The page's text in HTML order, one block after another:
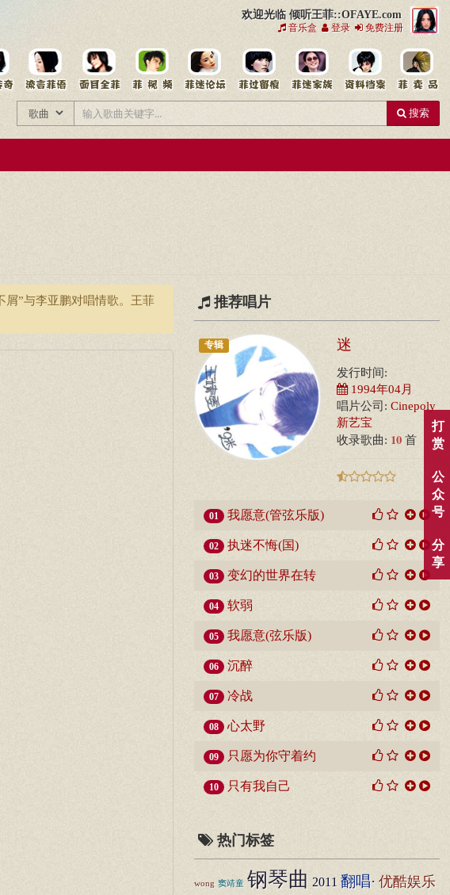
欢迎光临 倾听王菲::OFAYE.com
音乐盒 登录 免费注册
搜索
屑”与李亚鹏对唱情歌。王菲
推荐唱片
专辑 迷
发行时间:
1994年04月
唱片公司: Cinepoly
新艺宝
收录歌曲: 10 首
01 我愿意(管弦乐版)
02 执迷不悔(国)
03 变幻的世界在转
04 软弱
05 我愿意(弦乐版)
06 沉醉
07 冷战
08 心太野
09 只愿为你守着约
10 只有我自己
热门标签
wong 窦靖童 钢琴曲 2011 翻唱· 优酷娱乐
打
赏
公
众
号
分
享